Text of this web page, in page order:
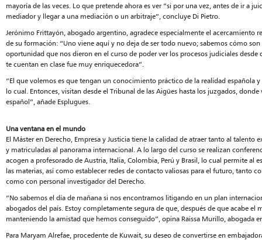
mayoría de las veces. Lo que pretende ahora es ver “si por una vez, antes de ir a
mediador y llegar a una mediación o un arbitraje”, concluye Di Pietro.
Jerónimo Frittayón, abogado argentino, agradece especialmente el acercamiento
de su formación: “Uno viene aquí y no deja de ser todo nuevo; sabemos cómo
oportunidad que nos dieron en el curso de poder ver los procesos judiciales
te cuentan en clase fue muy enriquecedora”.
“El que volemos es que tengan un conocimiento práctico de la realidad española
lo cual. Entonces, visitan desde el Tribunal de las Aigües hasta los juzgados,
español”, añade Esplugues.
Una ventana en el mundo
El Máster en Derecho, Empresa y Justicia tiene la calidad de atraer tanto al
y matriculadas al panorama internacional. A lo largo del curso se realizan
acogen a profesorado de Austria, Italia, Colombia, Perú y Brasil, lo cual permite al
las materias, así como establecer redes de contacto valiosas para el futuro, tanto
como con personal investigador del Derecho.
“No sabemos el día de mañana si nos encontramos litigando en un plan
abogados del país. Estoy completamente segura de que, después de que acabe el
manteniendo la amistad que hemos conseguido”, opina Raissa Murillo, abogada
Para Maryam Alrefae, procedente de Kuwait, su deseo de convertirse en